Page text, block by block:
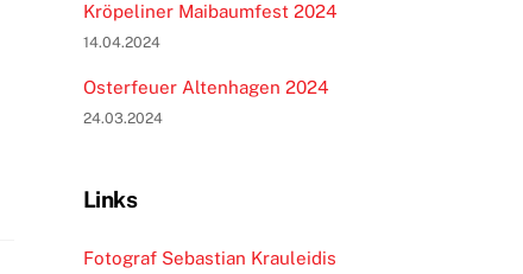
Kröpeliner Maibaumfest 2024
14.04.2024
Osterfeuer Altenhagen 2024
24.03.2024
Links
Fotograf Sebastian Krauleidis